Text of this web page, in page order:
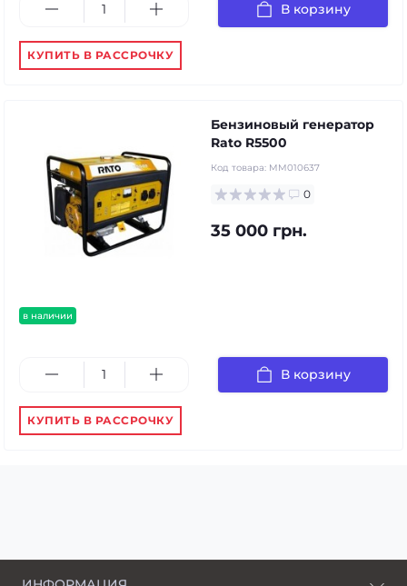
В корзину
КУПИТЬ В РАССРОЧКУ
в наличии
Бензиновый генератор
Rato R5500
Код товара: MM010637
0
35 000 грн.
В корзину
КУПИТЬ В РАССРОЧКУ